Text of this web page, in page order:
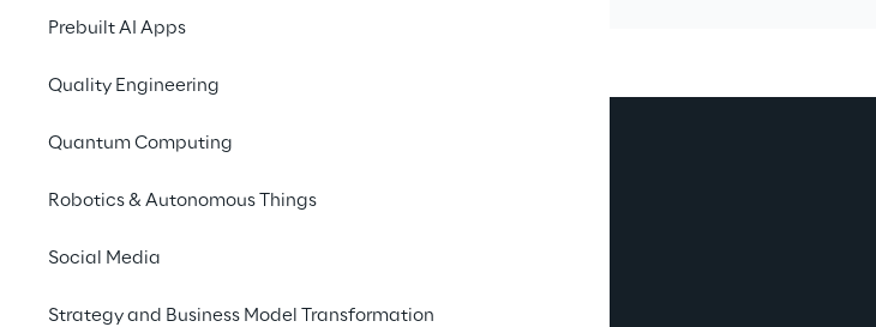
Prebuilt AI Apps
Quality Engineering
Quantum Computing
Robotics & Autonomous Things
Social Media
Strategy and Business Model Transformation
Offices